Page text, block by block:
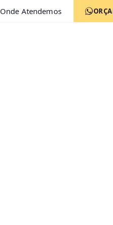
Onde Atendemos